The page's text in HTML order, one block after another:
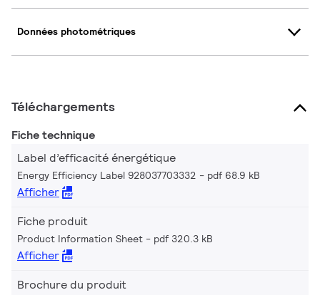
Données photométriques
Téléchargements
Fiche technique
Label d’efficacité énergétique
Energy Efficiency Label 928037703332 pdf 68.9 kB
Afficher
Fiche produit
Product Information Sheet pdf 320.3 kB
Afficher
Brochure du produit